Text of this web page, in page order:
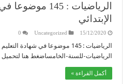
الرياضيات : 145
الإبتدائي
15/12/2020
Uncategorized
0
الرياضيات-للسنة-الخامساضغط هنا لتحميل
أكمل القراءة »